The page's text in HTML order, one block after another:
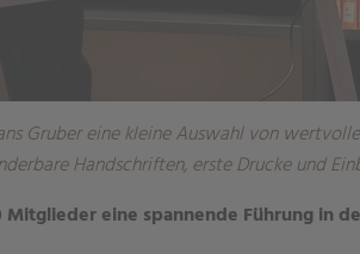
Gruber eine kleine Auswahl von
Handschriften, erste Drucke und
eine spannende Führung in